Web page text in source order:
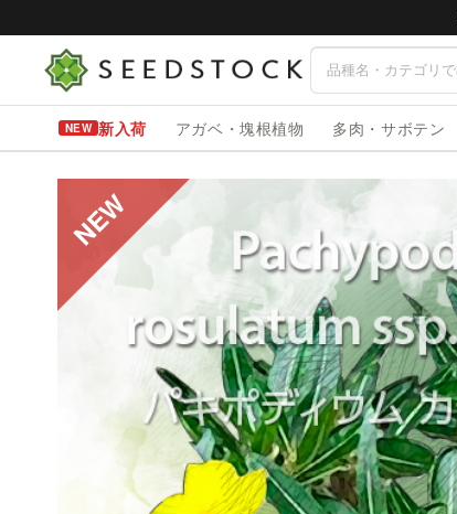
新入荷 アガベ・塊根植物 多肉・サボテン
NEW